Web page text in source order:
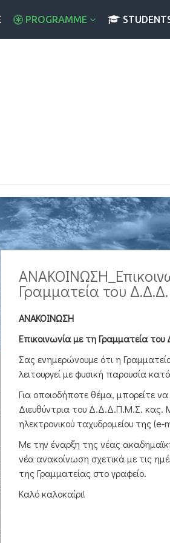
PROGRAMME
Ειδίκευσης (Μ.Δ.Ε.) στις
και παρεμβάσεις: από τον
διδακτική πράξη
άρθρο προέρχονται από
Γραμματεία του Δ.Δ.Δ.
ΑΝΑΚΟΙΝΩΣΗ
Επικοινωνία με τη Γραμματεία
Σας ενημερώνουμε ότι η
λειτουργεί με φυσική παρουσία
Για οποιοδήποτε θέμα, μπορείτε
Διευθύντρια του Δ.Δ.Δ.Π.Μ.Σ.
ηλεκτρονικού ταχυδρομείου της (e-
Με την έναρξη της νέας
νέα ανακοίνωση σχετικά με τις
της Γραμματείας στο γραφείο.
Καλό καλοκαίρι!